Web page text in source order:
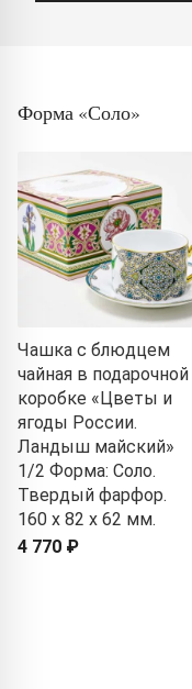
Форма «Соло»
Чашка с блюдцем
чайная в подарочной
коробке «Цветы и
ягоды России.
Ландыш майский»
1/2 Форма: Соло.
Твердый фарфор.
160 x 82 x 62 мм.
4 770 ₽